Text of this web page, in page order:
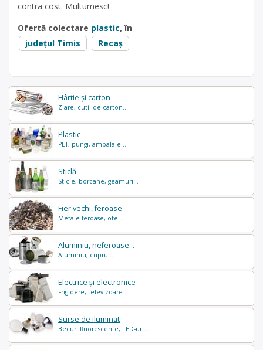
Hârtie și carton
Ziare, cutii de carton...
Plastic
PET, pungi, ambalaje...
Sticlă
Sticle, borcane, geamuri...
Fier vechi, feroase
Metale feroase, otel...
Aluminiu, neferoase...
Aluminiu, cupru...
Electrice și electronice
Frigidere, televizoare...
Surse de iluminat
Becuri fluorescente, LED-uri...
contra cost. Multumesc!
Ofertă colectare plastic, în
județul Timis
Recaș